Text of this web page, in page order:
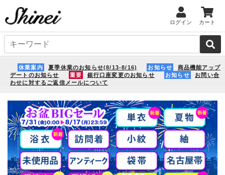
ログイン カート
休業案内 夏季休業のお知らせ(8/13-8/16) お知らせ
商品機能アップ
デートのお知らせ
重要 銀行口座変更のお知らせ お知らせ
お問い合
わせに対するご返信メールについて